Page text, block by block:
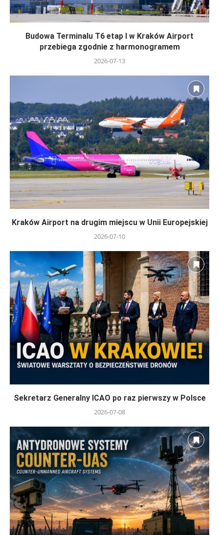
Budowa Terminalu T6 etap I w Kraków Airport
przebiega zgodnie z harmonogramem
2026-07-13
Kraków Airport na drugim miejscu w Unii Europejskiej
2026-07-10
Sekretarz Generalny ICAO po raz pierwszy w Polsce
2026-07-08